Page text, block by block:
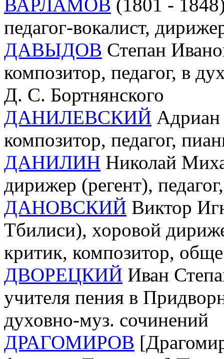
ВАРЛАМОВ (1801 -
педагог-вокалист,
ДАВЫДОВ Степан
композитор, педагог, в
Д. С. Бортнянского
ДАНИЛЕВСКИЙ
композитор, педагог,
ДАНИЛИН Николай
дирижер (регент),
ДАНОВСКИЙ Виктор
Тбилиси), хоровой
критик, композитор,
ДВОРЕЦКИЙ Иван
учителя пения в
духовно-муз. сочинений
ДРАГОМИРОВ